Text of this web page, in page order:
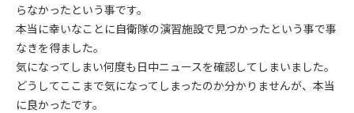
らなかったという事です。
本当に幸いなことに自衛隊の演習施設で見つかったという事で事
なきを得ました。
気になってしまい何度も日中ニュースを確認してしまいました。
どうしてここまで気になってしまったのか分かりませんが、本当
に良かったです。